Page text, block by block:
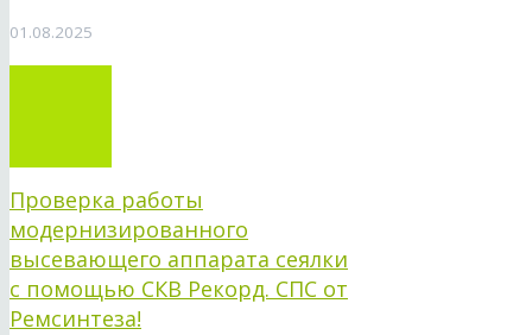
01.08.2025
Проверка работы
модернизированного
высевающего аппарата сеялки
с помощью СКВ Рекорд. СПС от
Ремсинтеза!